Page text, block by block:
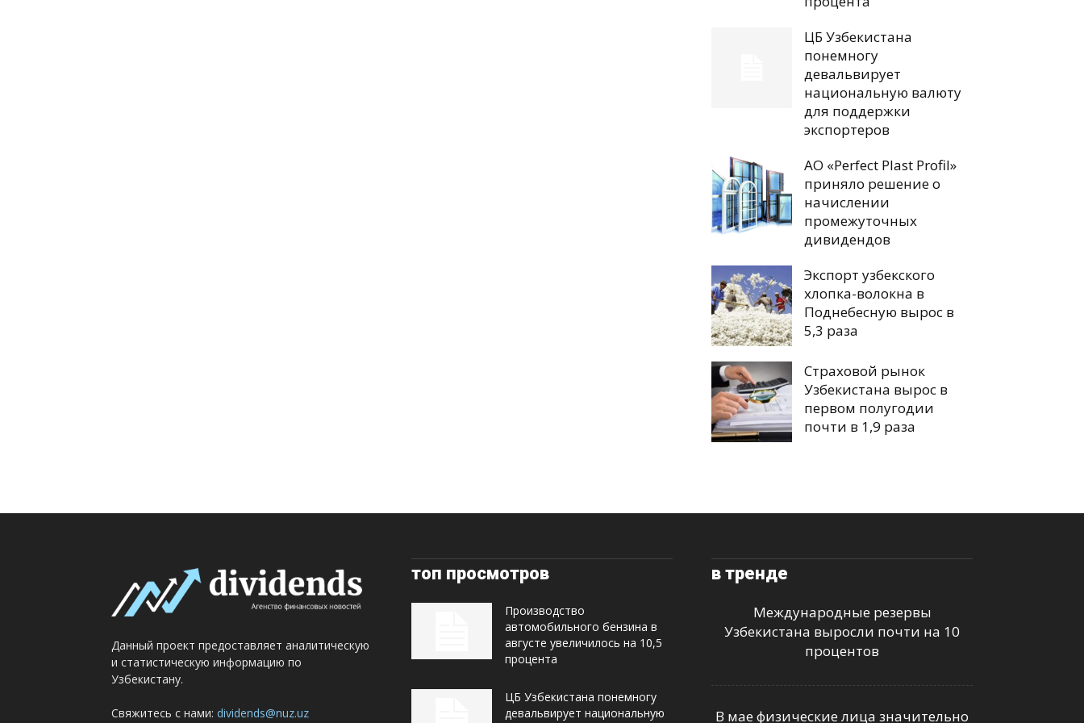
ЦБ Узбекистана
понемногу
девальвирует
национальную валюту
для поддержки
экспортеров
АО «Perfect Plast Profil»
приняло решение о
начислении
промежуточных
дивидендов
Экспорт узбекского
хлопка-волокна в
Поднебесную вырос в
5,3 раза
Страховой рынок
Узбекистана вырос в
первом полугодии
почти в 1,9 раза
Данный проект предоставляет аналитическую
и статистическую информацию по
Узбекистану.
Свяжитесь с нами: dividends@nuz.uz
топ просмотров
Производство
автомобильного бензина в
августе увеличилось на 10,5
процента
ЦБ Узбекистана понемногу
девальвирует национальную
в тренде
Международные резервы
Узбекистана выросли почти на 10
процентов
В мае физические лица значительно